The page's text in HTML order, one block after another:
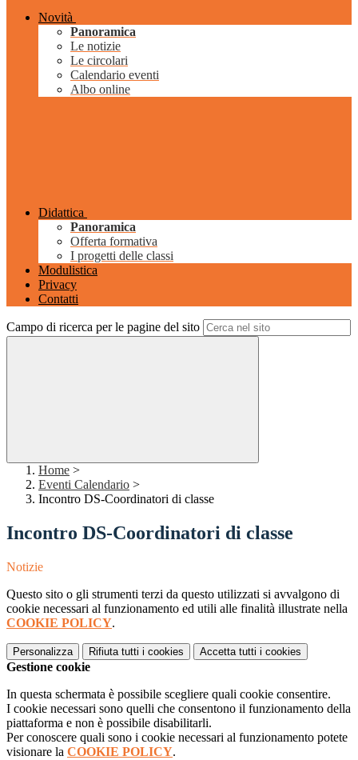
Novità
Panoramica
Le notizie
Le circolari
Calendario eventi
Albo online
Didattica
Panoramica
Offerta formativa
I progetti delle classi
Modulistica
Privacy
Contatti
Campo di ricerca per le pagine del sito
Home >
Eventi Calendario >
Incontro DS-Coordinatori di classe
Incontro DS-Coordinatori di classe
Notizie
Questo sito o gli strumenti terzi da questo utilizzati si avvalgono di
cookie necessari al funzionamento ed utili alle finalità illustrate nella
COOKIE POLICY.
Personalizza Rifiuta tutti i cookies Accetta tutti i cookies
Gestione cookie
In questa schermata è possibile scegliere quali cookie consentire.
I cookie necessari sono quelli che consentono il funzionamento della
piattaforma e non è possibile disabilitarli.
Per conoscere quali sono i cookie necessari al funzionamento potete
visionare la COOKIE POLICY.